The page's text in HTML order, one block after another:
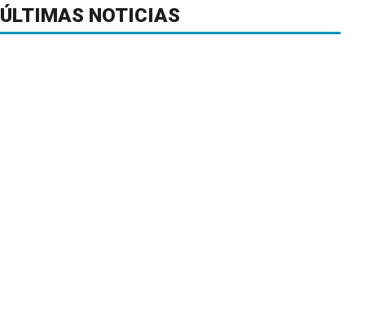
ÚLTIMAS NOTICIAS